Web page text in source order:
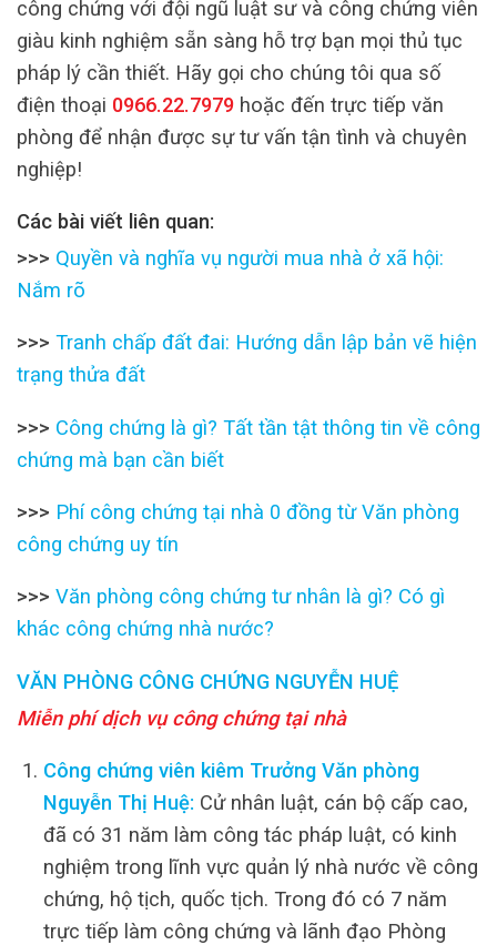
công chứng với đội ngũ luật sư và công chứng viên
giàu kinh nghiệm sẵn sàng hỗ trợ bạn mọi thủ tục
pháp lý cần thiết. Hãy gọi cho chúng tôi qua số
điện thoại 0966.22.7979 hoặc đến trực tiếp văn
phòng để nhận được sự tư vấn tận tình và chuyên
nghiệp!
Các bài viết liên quan:
>>> Quyền và nghĩa vụ người mua nhà ở xã hội:
Nắm rõ
>>> Tranh chấp đất đai: Hướng dẫn lập bản vẽ hiện
trạng thửa đất
>>> Công chứng là gì? Tất tần tật thông tin về công
chứng mà bạn cần biết
>>> Phí công chứng tại nhà 0 đồng từ Văn phòng
công chứng uy tín
>>> Văn phòng công chứng tư nhân là gì? Có gì
khác công chứng nhà nước?
VĂN PHÒNG CÔNG CHỨNG NGUYỄN HUỆ
Miễn phí dịch vụ công chứng tại nhà
Công chứng viên kiêm Trưởng Văn phòng
Nguyễn Thị Huệ: Cử nhân luật, cán bộ cấp cao,
đã có 31 năm làm công tác pháp luật, có kinh
nghiệm trong lĩnh vực quản lý nhà nước về công
chứng, hộ tịch, quốc tịch. Trong đó có 7 năm
trực tiếp làm công chứng và lãnh đạo Phòng